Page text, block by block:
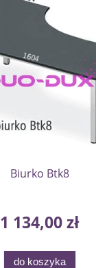
Biurko Btk8
1 134,00 zł
do koszyka